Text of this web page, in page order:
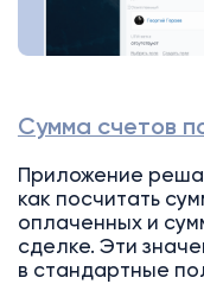
Сумма счетов
Приложение
как посчитать
оплаченных и
сделке. Эти
в стандартные